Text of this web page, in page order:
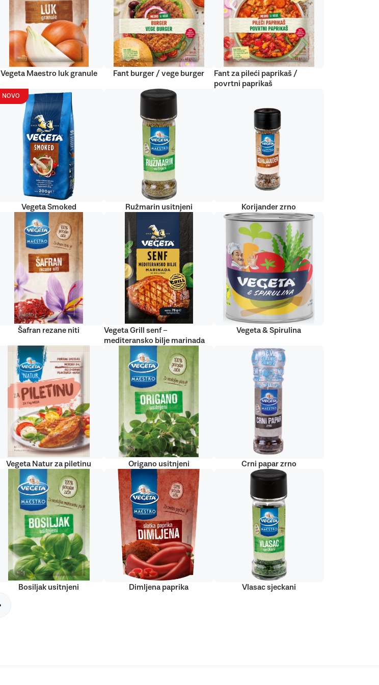
Vegeta Maestro luk granule Fant burger / vege burger
Fant za pileći paprikaš /
povrtni paprikaš
NOVO
Vegeta Smoked Ružmarin usitnjeni Korijander zrno
Šafran rezane niti
Vegeta Grill senf –
mediteransko bilje marinada
Vegeta & Spirulina
Vegeta Natur za piletinu Origano usitnjeni Crni papar zrno
Bosiljak usitnjeni Dimljena paprika Vlasac sjeckani